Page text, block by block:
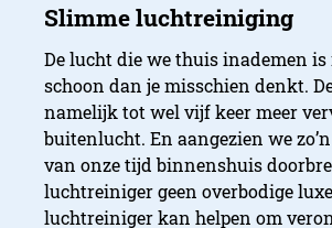
De lucht die we thuis inademen
schoon dan je misschien denkt.
namelijk tot wel vijf keer meer
buitenlucht. En aangezien we
van onze tijd binnenshuis
luchtreiniger geen overbodige
luchtreiniger kan helpen om